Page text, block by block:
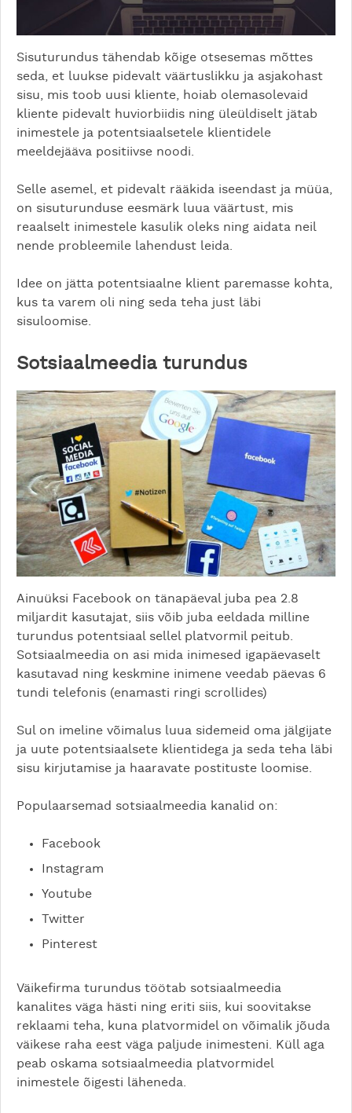
Sisuturundus tähendab kõige otsesemas mõttes
seda, et luukse pidevalt väärtuslikku ja asjakohast
sisu, mis toob uusi kliente, hoiab olemasolevaid
kliente pidevalt huviorbiidis ning üleüldiselt jätab
inimestele ja potentsiaalsetele klientidele
meeldejääva positiivse noodi.
Selle asemel, et pidevalt rääkida iseendast ja müüa,
on sisuturunduse eesmärk luua väärtust, mis
reaalselt inimestele kasulik oleks ning aidata neil
nende probleemile lahendust leida.
Idee on jätta potentsiaalne klient paremasse kohta,
kus ta varem oli ning seda teha just läbi
sisuloomise.
Sotsiaalmeedia turundus
Ainuüksi Facebook on tänapäeval juba pea 2.8
miljardit kasutajat, siis võib juba eeldada milline
turundus potentsiaal sellel platvormil peitub.
Sotsiaalmeedia on asi mida inimesed igapäevaselt
kasutavad ning keskmine inimene veedab päevas 6
tundi telefonis (enamasti ringi scrollides)
Sul on imeline võimalus luua sidemeid oma jälgijate
ja uute potentsiaalsete klientidega ja seda teha läbi
sisu kirjutamise ja haaravate postituste loomise.
Populaarsemad sotsiaalmeedia kanalid on:
Facebook
Instagram
Youtube
Twitter
Pinterest
Väikefirma turundus töötab sotsiaalmeedia
kanalites väga hästi ning eriti siis, kui soovitakse
reklaami teha, kuna platvormidel on võimalik jõuda
väikese raha eest väga paljude inimesteni. Küll aga
peab oskama sotsiaalmeedia platvormidel
inimestele õigesti läheneda.